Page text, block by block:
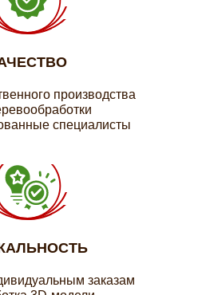
производства
специалисты
заказам